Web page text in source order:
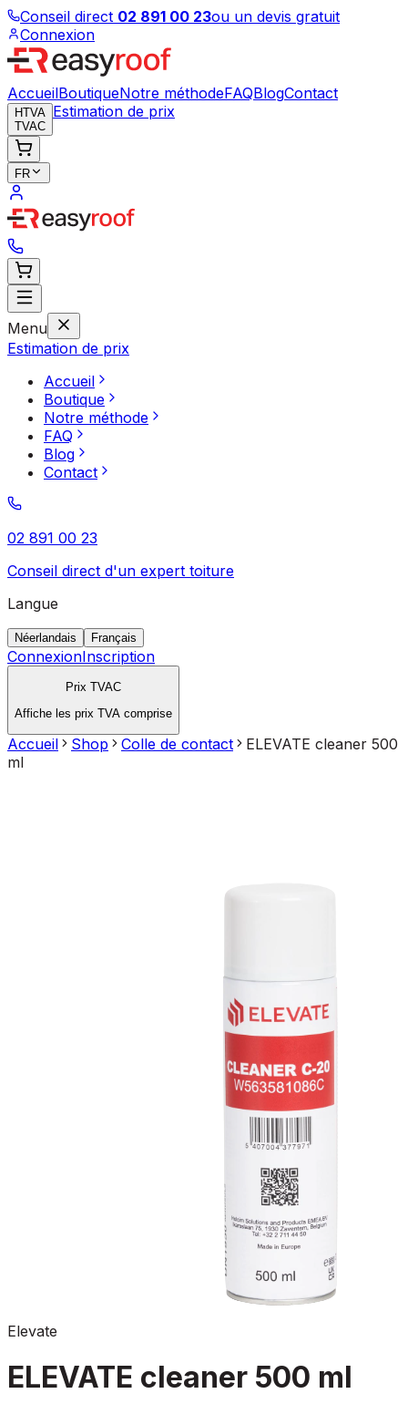
Conseil direct 02 891 00 23ou un devis gratuit
Connexion
AccueilBoutiqueNotre méthodeFAQBlogContact
HTVA
TVAC
Estimation de prix
FR
Menu
Estimation de prix
Accueil
Boutique
Notre méthode
FAQ
Blog
Contact
02 891 00 23
Conseil direct d'un expert toiture
Langue
Néerlandais Français
ConnexionInscription
Prix TVAC
Affiche les prix TVA comprise
Accueil Shop Colle de contact
ELEVATE cleaner 500
ml
Elevate
ELEVATE cleaner 500 ml